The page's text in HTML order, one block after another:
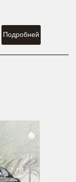
Подробней